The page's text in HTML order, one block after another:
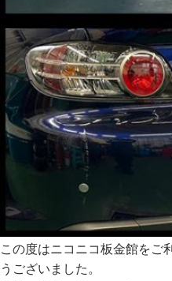
この度はニコニコ板金館をご
うございました。